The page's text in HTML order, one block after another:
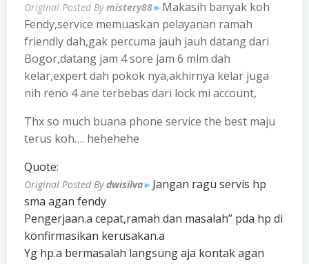
Original Posted Bymistery88► Makasih banyak koh
Fendy,service memuaskan pelayanan ramah
friendly dah,gak percuma jauh jauh datang dari
Bogor,datang jam 4 sore jam 6 mlm dah
kelar,expert dah pokok nya,akhirnya kelar juga
nih reno 4 ane terbebas dari lock mi account,
Thx so much buana phone service the best maju
terus koh…. hehehehe
Quote:
Original Posted Bydwisilva► Jangan ragu servis hp
sma agan fendy
Pengerjaan.a cepat,ramah dan masalah” pda hp di
konfirmasikan kerusakan.a
Yg hp.a bermasalah langsung aja kontak agan